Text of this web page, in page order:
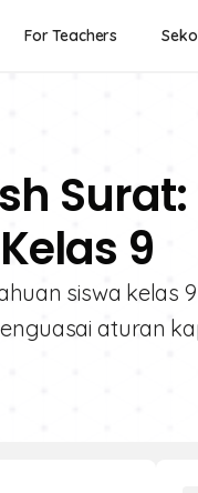
For Teachers
9
siswa kelas
aturan